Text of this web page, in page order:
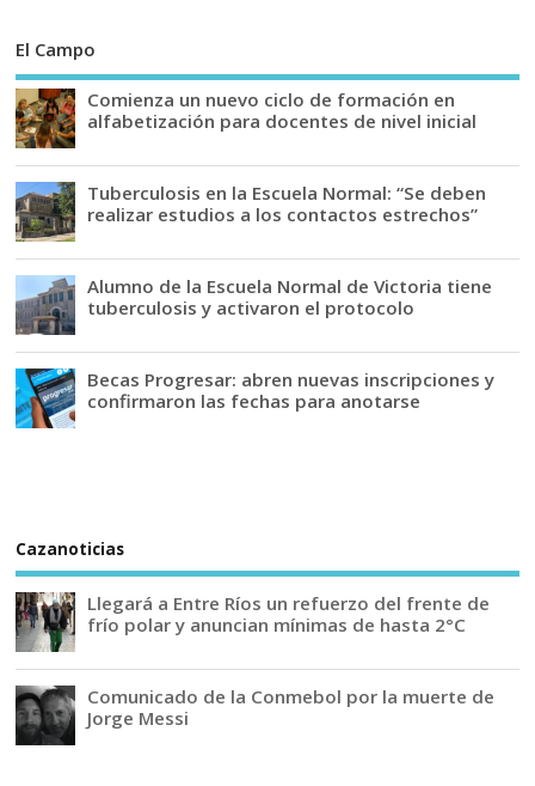
El Campo
Comienza un nuevo ciclo de formación en
alfabetización para docentes de nivel inicial
Tuberculosis en la Escuela Normal: “Se deben
realizar estudios a los contactos estrechos”
Alumno de la Escuela Normal de Victoria tiene
tuberculosis y activaron el protocolo
Becas Progresar: abren nuevas inscripciones y
confirmaron las fechas para anotarse
Cazanoticias
Llegará a Entre Ríos un refuerzo del frente de
frío polar y anuncian mínimas de hasta 2°C
Comunicado de la Conmebol por la muerte de
Jorge Messi